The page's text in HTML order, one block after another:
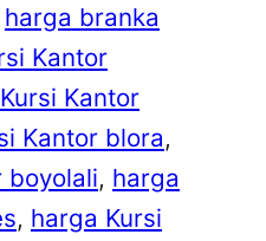
harga branka
Kantor
Kantor
Kantor blora
boyolali, harga
, harga Kursi